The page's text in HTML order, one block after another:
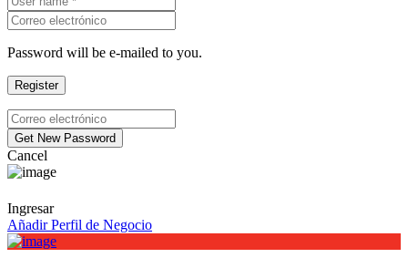
Password will be e-mailed to you.
Cancel
Ingresar
Añadir Perfil de Negocio